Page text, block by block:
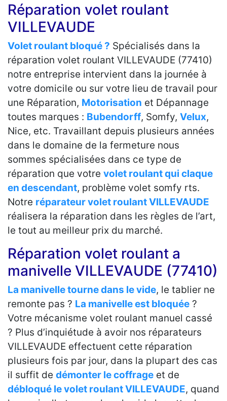
Réparation volet roulant
VILLEVAUDE
Volet roulant bloqué ? Spécialisés dans la
réparation volet roulant VILLEVAUDE (77410)
notre entreprise intervient dans la journée à
votre domicile ou sur votre lieu de travail pour
une Réparation, Motorisation et Dépannage
toutes marques : Bubendorff, Somfy, Velux,
Nice, etc. Travaillant depuis plusieurs années
dans le domaine de la fermeture nous
sommes spécialisées dans ce type de
réparation que votre volet roulant qui claque
en descendant, problème volet somfy rts.
Notre réparateur volet roulant VILLEVAUDE
réalisera la réparation dans les règles de l’art,
le tout au meilleur prix du marché.
Réparation volet roulant a
manivelle VILLEVAUDE (77410)
La manivelle tourne dans le vide, le tablier ne
remonte pas ? La manivelle est bloquée ?
Votre mécanisme volet roulant manuel cassé
? Plus d’inquiétude à avoir nos réparateurs
VILLEVAUDE effectuent cette réparation
plusieurs fois par jour, dans la plupart des cas
il suffit de démonter le coffrage et de
débloqué le volet roulant VILLEVAUDE, quand